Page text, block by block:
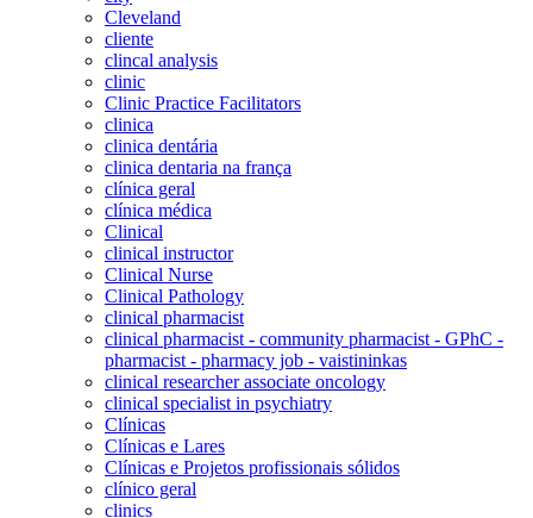
Cleveland
cliente
clincal analysis
clinic
Clinic Practice Facilitators
clinica
clinica dentária
clinica dentaria na frança
clínica geral
clínica médica
Clinical
clinical instructor
Clinical Nurse
Clinical Pathology
clinical pharmacist
clinical pharmacist - community pharmacist - GPhC -
pharmacist - pharmacy job - vaistininkas
clinical researcher associate oncology
clinical specialist in psychiatry
Clínicas
Clínicas e Lares
Clínicas e Projetos profissionais sólidos
clínico geral
clinics